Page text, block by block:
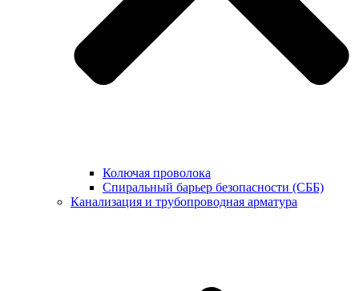
Колючая проволока
Спиральный барьер безопасности (СББ)
Канализация и трубопроводная арматура